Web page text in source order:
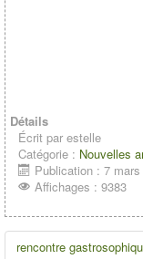
Détails
Écrit par estelle
Catégorie : Nouvelles
Publication : 7
Affichages : 9383
rencontre